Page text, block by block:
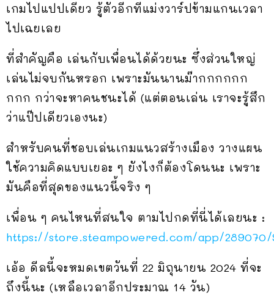
เกมไปแปปเดียว รู้ตัวอีกทีแม่งวาร์ปข้ามแกนเวลา
ไปเฉยเลย
ที่สำคัญคือ เล่นกับเพื่อนได้ด้วยนะ ซึ่งส่วนใหญ่
เล่นไม่จบกันหรอก เพราะมันนานม๊ากกกกกก
กกก กว่าจะหาคนชนะได้ (แต่ตอนเล่น เราจะรู้สึก
ว่าแป๊ปเดียวเองนะ)
สำหรับคนที่ชอบเล่นเกมแนวสร้างเมือง วางแผน
ใช้ความคิดแบบเยอะ ๆ ยังไงก็ต้องโดนนะ เพราะ
มันคือที่สุดของแนวนี้จริง ๆ
เพื่อน ๆ คนไหนที่สนใจ ตามไปกดที่นี่ได้เลยนะ :
https://store.steampowered.com/app/
เอ้อ ดีลนี้จะหมดเขตวันที่ 22 มิถุนายน 2024 ที่จะ
ถึงนี้นะ (เหลือเวลาอีกประมาณ 14 วัน)